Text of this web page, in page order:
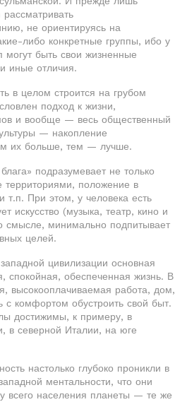
не ориентируясь на
либо конкретные группы, ибо у
быть свои жизненные
иные отличия.
в целом строится на грубом
подход к жизни,
и вообще — весь общественный
— накопление
их больше, тем — лучше.
подразумевает не только
положение в
т.п. При этом, у человека есть
искусство (музыка, театр, кино и
смысле, минимально подпитывает
целей.
цивилизации основная
спокойная, обеспеченная жизнь. В
высокооплачиваемая работа, дом,
с комфортом обустроить свой быт.
достижимы, к примеру, в
в северной Италии, на юге
настолько глубоко проникли в
ментальности, что они
всего населения планеты — те же